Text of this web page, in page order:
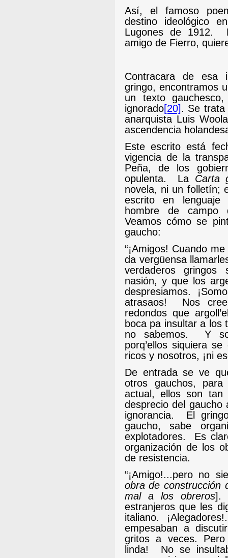
Así, el famoso
destino ideológico
Lugones de 1912.
amigo de Fierro,
Contracara de esa
gringo, encontramos
un texto
ignorado[20]. Se
anarquista Luis
ascendencia
Este escrito está
vigencia de la
Peña, de los
opulenta.
La Carta
novela, ni un folletín;
escrito en lenguaje
hombre de campo
Veamos cómo se
gaucho:
“¡Amigos! Cuando
da vergüensa
verdaderos
nasión, y que los
despresiamos.
atrasaos!
Nos
redondos que
boca pa insultar a los
no sabemos.
Y
porq’ellos siquiera
ricos y nosotros, ¡ni
De entrada se ve
otros gauchos,
actual, ellos son tan
desprecio del gaucho
ignorancia.
El
gaucho, sabe
explotadores.
Es
organización de los
de resistencia.
“¡Amigo!...pero no
obra de construcción
mal a los obreros].
estranjeros que les
italiano.
empesaban a
gritos a veces.
linda!
No se